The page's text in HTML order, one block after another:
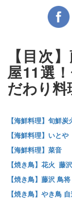
【目次
屋11選
だわり
【海鮮料理】旬鮮
【海鮮料理】いとや
【海鮮料理】菜音
【焼き鳥】花火
【焼き鳥】藤沢 鳥将
【焼き鳥】やき鳥